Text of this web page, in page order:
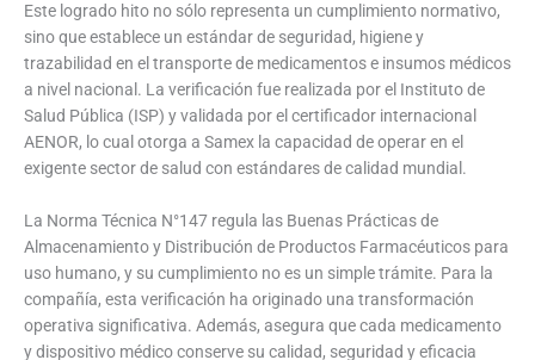
Este logrado hito no sólo representa un cumplimiento normativo,
sino que establece un estándar de seguridad, higiene y
trazabilidad en el transporte de medicamentos e insumos médicos
a nivel nacional. La verificación fue realizada por el Instituto de
Salud Pública (ISP) y validada por el certificador internacional
AENOR, lo cual otorga a Samex la capacidad de operar en el
exigente sector de salud con estándares de calidad mundial.
La Norma Técnica N°147 regula las Buenas Prácticas de
Almacenamiento y Distribución de Productos Farmacéuticos para
uso humano, y su cumplimiento no es un simple trámite. Para la
compañía, esta verificación ha originado una transformación
operativa significativa. Además, asegura que cada medicamento
y dispositivo médico conserve su calidad, seguridad y eficacia